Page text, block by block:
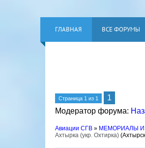
ГЛАВНАЯ ВСЕ ФОРУМЫ
Страница 1 из 1
1
Модератор форума:
Авиации СГВ » МЕМОРИАЛЫ
Ахтырка (укр. Охтирка)